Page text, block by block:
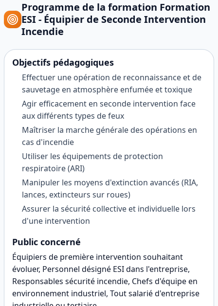
Programme de la formation Formation
ESI - Équipier de Seconde Intervention
Incendie
Objectifs pédagogiques
Effectuer une opération de reconnaissance et de
sauvetage en atmosphère enfumée et toxique
Agir efficacement en seconde intervention face
aux différents types de feux
Maîtriser la marche générale des opérations en
cas d'incendie
Utiliser les équipements de protection
respiratoire (ARI)
Manipuler les moyens d'extinction avancés (RIA,
lances, extincteurs sur roues)
Assurer la sécurité collective et individuelle lors
d'une intervention
Public concerné
Équipiers de première intervention souhaitant
évoluer, Personnel désigné ESI dans l'entreprise,
Responsables sécurité incendie, Chefs d'équipe en
environnement industriel, Tout salarié d'entreprise